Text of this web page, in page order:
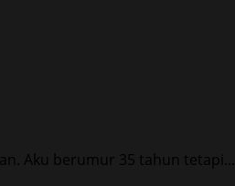
Aku berumur 35 tahun tetapi...